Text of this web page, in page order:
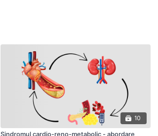
10
Sindromul cardio-reno-metabolic - abordare